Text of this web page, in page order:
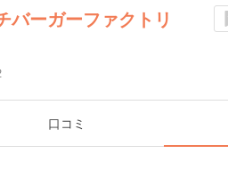
ーガーファクトリ
口コミ